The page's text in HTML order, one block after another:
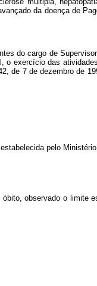
da doença de
do cargo de
exercício das
de 7 de dezembro de
pelo
observado o limite